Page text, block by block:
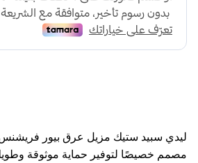
مصمم خصيصًا لتوفير حماية موثوقة